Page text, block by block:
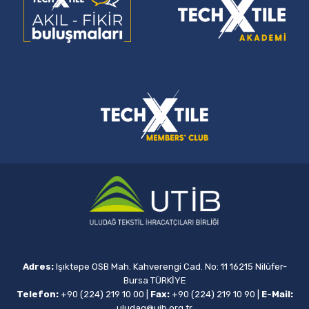
Adres: Işıktepe OSB Mah. Kahverengi Cad. No: 11 16215 Nilüfer-
Bursa TÜRKİYE
Telefon: +90 (224) 219 10 00 Fax: +90 (224) 219 10 90
E-Mail: